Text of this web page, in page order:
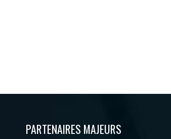
PARTENAIRES MAJEURS